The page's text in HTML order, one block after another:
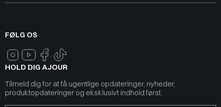
FØLG OS
HOLD DIG AJOUR
Tilmeld dig for at få ugentlige opdateringer, nyheder,
produktopdateringer og eksklusivt indhold først.